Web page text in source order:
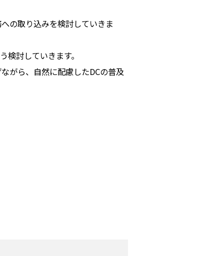
の取り込みを検討していきま
討していきます。
がら、自然に配慮したDCの普及